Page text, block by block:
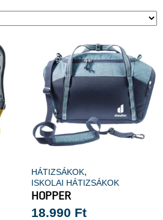
HÁTIZSÁKOK,
ISKOLAI HÁTIZSÁKOK
HOPPER
18.990 Ft